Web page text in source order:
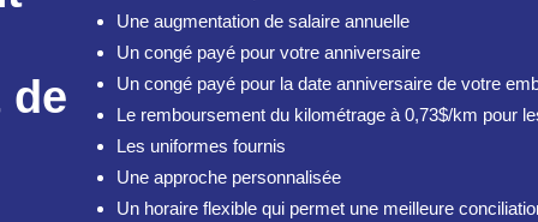
de
Une augmentation de salaire annuelle
Un congé payé pour votre anniversaire
Un congé payé pour la date anniversaire de votre
Le remboursement du kilométrage à 0,73$/km pour
Les uniformes fournis
Une approche personnalisée
Un horaire flexible qui permet une meilleure